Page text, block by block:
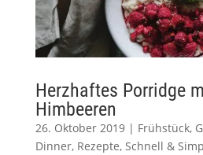
Herzhaftes Porridge
Himbeeren
26. Oktober 2019| Frühstück,
Dinner, Rezepte, Schnell &